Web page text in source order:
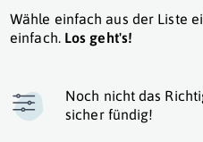
Wähle einfach aus der Liste
einfach. Los geht's!
Noch nicht das
sicher fündig!